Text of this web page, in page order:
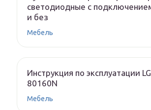
светодиодные с
и без
Мебель
Инструкция по эксплуатации
80160N
Мебель